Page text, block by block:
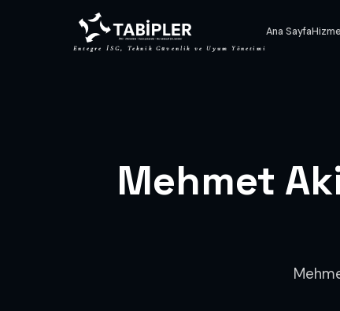
Entegre İSG, Teknik Güvenlik ve Uyum Yönetimi
Ana Sayfa
Mehmet